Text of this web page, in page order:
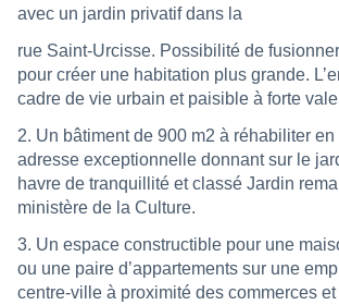
avec un jardin privatif dans la
rue Saint-Urcisse. Possibilité de
pour créer une habitation plus grande.
cadre de vie urbain et paisible à forte
2. Un bâtiment de 900 m2 à réhabiliter
adresse exceptionnelle donnant sur le
havre de tranquillité et classé Jardin
ministère de la Culture.
3. Un espace constructible pour une
ou une paire d’appartements sur une
centre-ville à proximité des commerces